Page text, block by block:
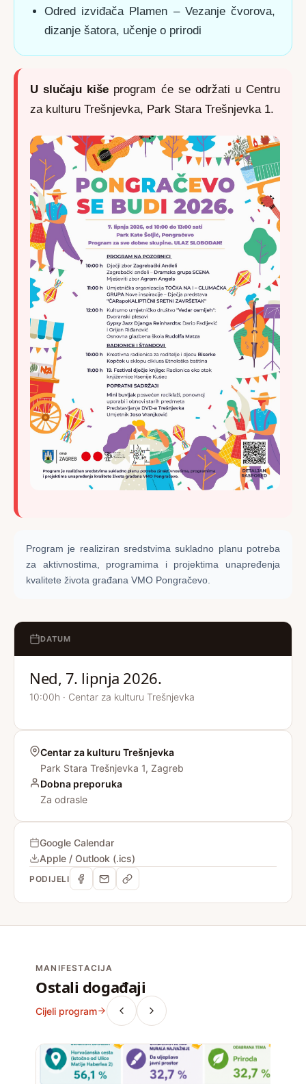
Odred izviđača Plamen – Vezanje čvorova,
dizanje šatora, učenje o prirodi
U slučaju kiše program će se održati u Centru
za kulturu Trešnjevka, Park Stara Trešnjevka 1.
Program je realiziran sredstvima sukladno planu potreba
za aktivnostima, programima i projektima unapređenja
kvalitete života građana VMO Pongračevo.
DATUM
Ned, 7. lipnja 2026.
10:00h · Centar za kulturu Trešnjevka
Centar za kulturu Trešnjevka
Park Stara Trešnjevka 1, Zagreb
Dobna preporuka
Za odrasle
Google Calendar
Apple / Outlook (.ics)
PODIJELI
MANIFESTACIJA
Ostali događaji
Cijeli program